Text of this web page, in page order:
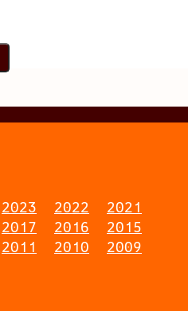
2023 2022
2021
2017 2016
2015
2011 2010 2009